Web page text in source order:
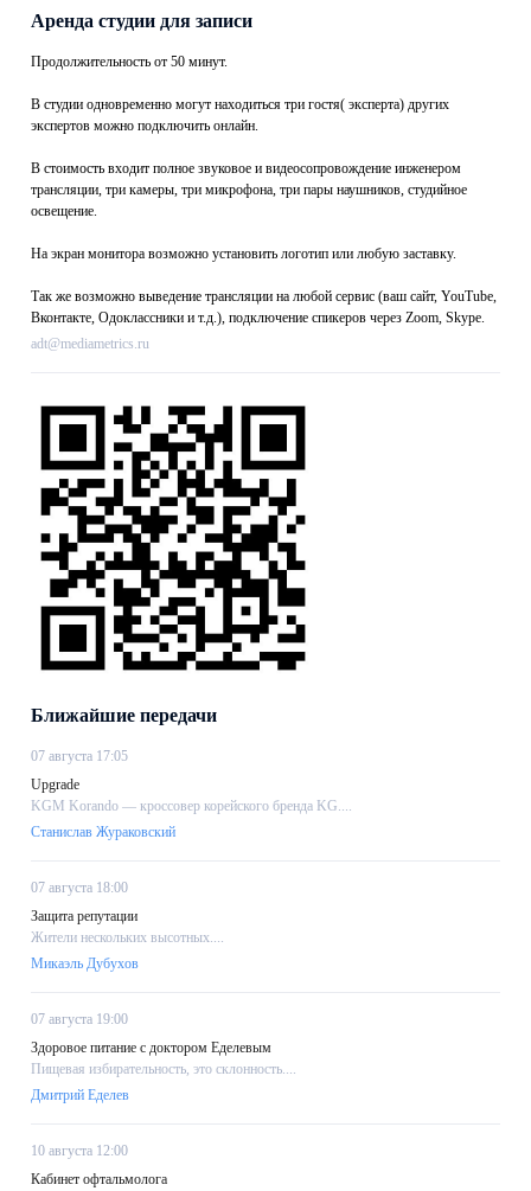
Аренда студии для записи
Продолжительность от 50 минут.
В студии одновременно могут находиться три гостя( эксперта) других
экспертов можно подключить онлайн.
В стоимость входит полное звуковое и видеосопровождение инженером
трансляции, три камеры, три микрофона, три пары наушников, студийное
освещение.
На экран монитора возможно установить логотип или любую заставку.
Так же возможно выведение трансляции на любой сервис (ваш сайт, YouTube,
Вконтакте, Одоклассники и т.д.), подключение спикеров через Zoom, Skype.
adt@mediametrics.ru
Ближайшие передачи
07 августа 17:05
Upgrade
KGM Korando — кроссовер корейского бренда KG....
Станислав Жураковский
07 августа 18:00
Защита репутации
Жители нескольких высотных....
Микаэль Дубухов
07 августа 19:00
Здоровое питание с доктором Еделевым
Пищевая избирательность, это склонность....
Дмитрий Еделев
10 августа 12:00
Кабинет офтальмолога